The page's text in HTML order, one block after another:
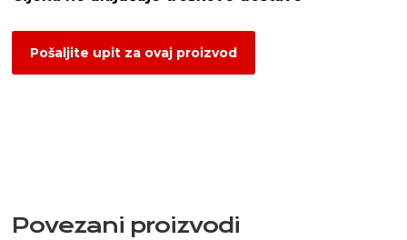
Pošaljite upit za ovaj proizvod
Povezani proizvodi